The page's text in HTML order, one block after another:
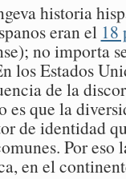
historia
eran el 18
no importa
los Estados
de la
es que la
de identidad
Por eso
en el